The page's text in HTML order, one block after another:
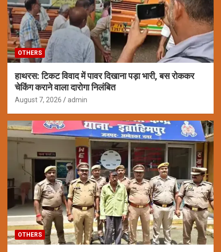
OTHERS
हाथरस: टिकट विवाद में पावर दिखाना पड़ा भारी, बस रोककर
चेकिंग कराने वाला दारोगा निलंबित
August 7, 2026 admin
OTHERS